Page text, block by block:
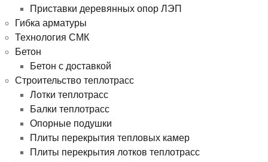
Приставки деревянных опор ЛЭП
Гибка арматуры
Технология СМК
Бетон
Бетон с доставкой
Строительство теплотрасс
Лотки теплотрасс
Балки теплотрасс
Опорные подушки
Плиты перекрытия тепловых камер
Плиты перекрытия лотков теплотрасс